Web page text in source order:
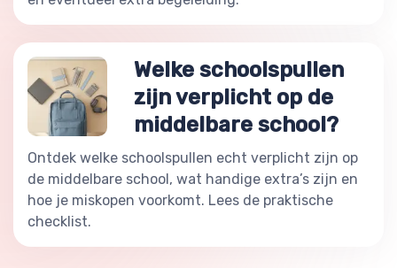
Welke schoolspullen
zijn verplicht op de
middelbare school?
Ontdek welke schoolspullen echt verplicht zijn op
de middelbare school, wat handige extra’s zijn en
hoe je miskopen voorkomt. Lees de praktische
checklist.